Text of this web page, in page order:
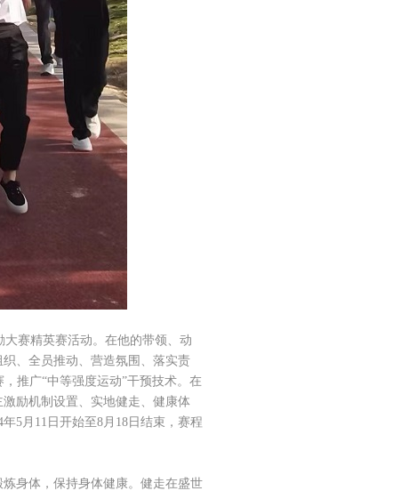
赛精英赛活动。在他的带领、动
、全员推动、营造氛围、落实责
推广“中等强度运动”干预技术。在
励机制设置、实地健走、健康体
5月11日开始至8月18日结束，赛程
身体，保持身体健康。健走在盛世